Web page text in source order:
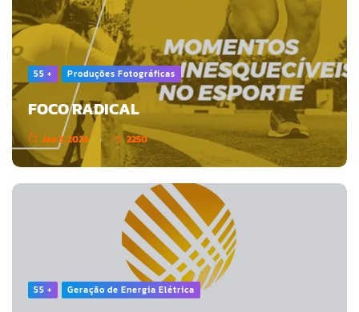
55 + Produções Fotográficas
FOCO RADICAL
Jan 3, 2024 2250
55 + Geração de Energia Elétrica